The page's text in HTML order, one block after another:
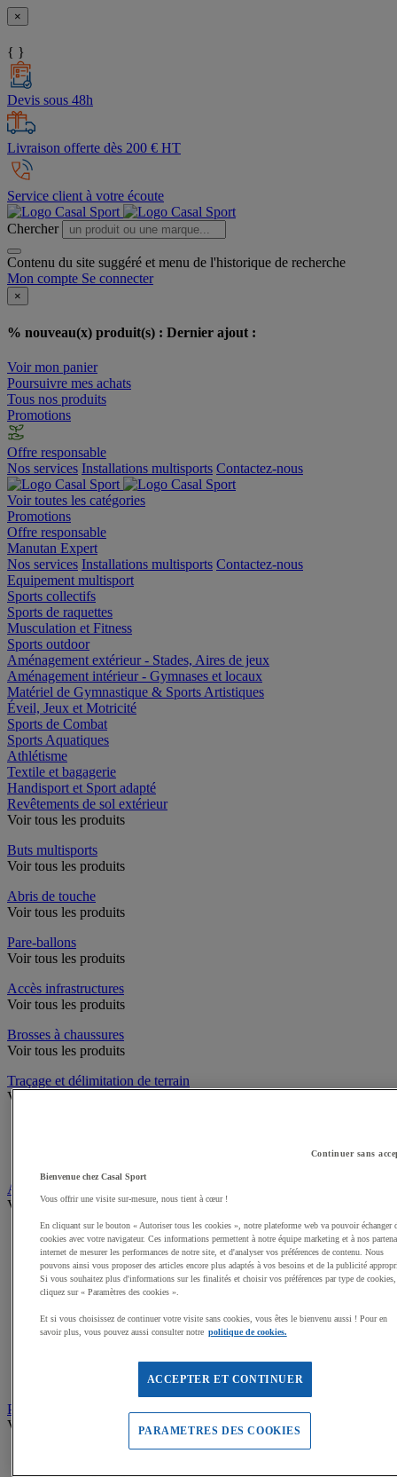
×
{ }
Devis sous 48h
Livraison offerte dès 200 € HT
Service client à votre écoute
Chercher
Contenu du site suggéré et menu de l'historique de recherche
Mon compte Se connecter
×
% nouveau(x) produit(s) : Dernier ajout :
Voir mon panier
Poursuivre mes achats
Tous nos produits
Promotions
Offre responsable
Nos services Installations multisports Contactez-nous
Voir toutes les catégories
Promotions
Offre responsable
Manutan Expert
Nos services Installations multisports Contactez-nous
Equipement multisport
Sports collectifs
Sports de raquettes
Musculation et Fitness
Sports outdoor
Aménagement extérieur - Stades, Aires de jeux
Aménagement intérieur - Gymnases et locaux
Matériel de Gymnastique & Sports Artistiques
Éveil, Jeux et Motricité
Sports de Combat
Sports Aquatiques
Athlétisme
Textile et bagagerie
Handisport et Sport adapté
Revêtements de sol extérieur
Voir tous les produits
Buts multisports
Voir tous les produits
Abris de touche
Voir tous les produits
Pare-ballons
Voir tous les produits
Accès infrastructures
Voir tous les produits
Brosses à chaussures
Voir tous les produits
Traçage et délimitation de terrain
Voir tous les produits
Aires de jeux exterieur
Voir tous les produits
Dalles amortissantes Jeux extérieurs
Jeux sur ressort
Balançoires
Cabanes
Jeux de grimpe, filets
Panneaux d'informations
Structures de jeux enfants
Parcours sportif
Voir tous les produits
Continuer sans
Bienvenue chez Casal Sport
Vous offrir une visite sur-mesure, nous tient à cœur !
En cliquant sur le bouton « Autoriser tous les cookies », notre plateforme web va pouvoir échanger
cookies avec votre navigateur. Ces informations permettent à notre équipe marketing et à nos
internet de mesurer les performances de notre site, et d'analyser vos préférences de contenu. Nous
pouvons ainsi vous proposer des articles encore plus adaptés à vos besoins et de la publicité
Si vous souhaitez plus d'informations sur les finalités et choisir vos préférences par type de cookies,
cliquez sur « Paramètres des cookies ».
Et si vous choisissez de continuer votre visite sans cookies, vous êtes le bienvenu aussi ! Pour en
savoir plus, vous pouvez aussi consulter notre politique de cookies.
ACCEPTER ET CONTINUER
PARAMETRES DES COOKIES